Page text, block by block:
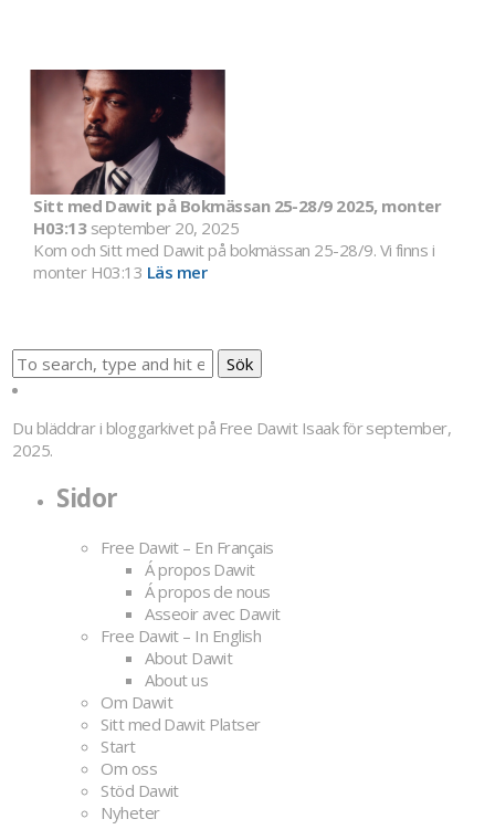
Sitt med Dawit på Bokmässan 25-28/9 2025, monter
H03:13 september 20, 2025
Kom och Sitt med Dawit på bokmässan 25-28/9. Vi finns i
monter H03:13 Läs mer
Sök
Du bläddrar i bloggarkivet på Free Dawit Isaakför september,
2025.
Sidor
Free Dawit – En Français
Á propos Dawit
Á propos de nous
Asseoir avec Dawit
Free Dawit – In English
About Dawit
About us
Om Dawit
Sitt med Dawit Platser
Start
Om oss
Stöd Dawit
Nyheter